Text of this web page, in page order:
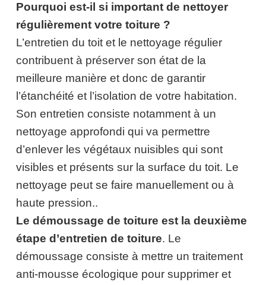
Pourquoi est-il si important de nettoyer
régulièrement votre toiture ?
L’entretien du toit et le nettoyage régulier
contribuent à préserver son état de la
meilleure manière et donc de garantir
l’étanchéité et l’isolation de votre habitation.
Son entretien consiste notamment à un
nettoyage approfondi qui va permettre
d’enlever les végétaux nuisibles qui sont
visibles et présents sur la surface du toit. Le
nettoyage peut se faire manuellement ou à
haute pression..
Le démoussage de toiture est la deuxième
étape d’entretien de toiture. Le
démoussage consiste à mettre un traitement
anti-mousse écologique pour supprimer et